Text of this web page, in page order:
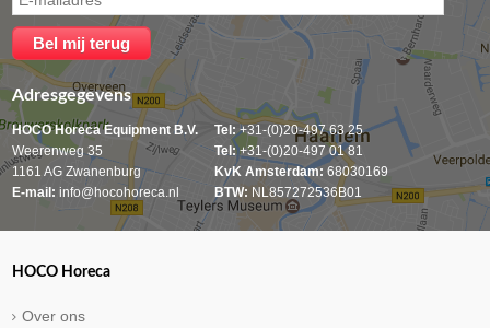
Adresgegevens
HOCO Horeca Equipment B.V.
Weerenweg 35
1161 AG Zwanenburg
E-mail: info@hocohoreca.nl
Tel:+31-(0)20-497 63 25
Tel:+31-(0)20-497 01 81
KvK Amsterdam: 68030169
BTW: NL857272536B01
HOCO Horeca
Over ons